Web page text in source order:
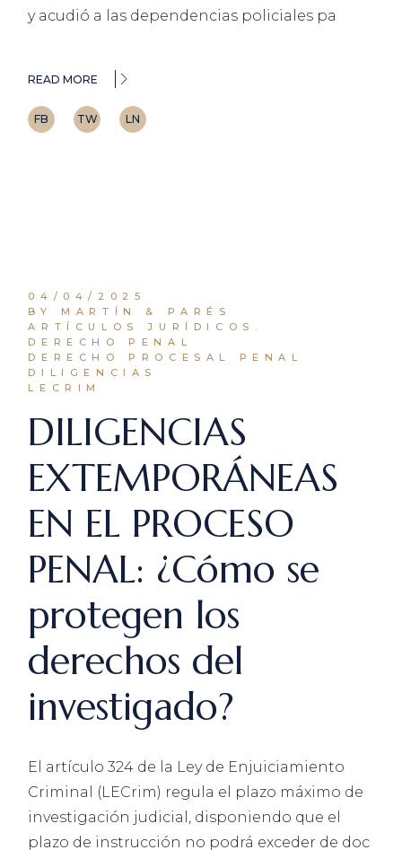
y acudió a las dependencias policiales pa
READ MORE
FB TW LN
04/04/2025
BY MARTÍN & PARÉS
ARTÍCULOS JURÍDICOS.
DERECHO PENAL
DERECHO PROCESAL PENAL
DILIGENCIAS
LECRIM
DILIGENCIAS
EXTEMPORÁNEAS
EN EL PROCESO
PENAL: ¿Cómo se
protegen los
derechos del
investigado?
El artículo 324 de la Ley de Enjuiciamiento
Criminal (LECrim) regula el plazo máximo de
investigación judicial, disponiendo que el
plazo de instrucción no podrá exceder de doc